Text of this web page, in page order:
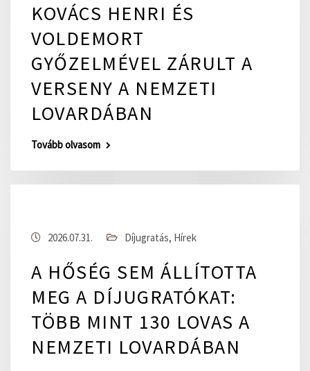
KOVÁCS HENRI ÉS
VOLDEMORT
GYŐZELMÉVEL ZÁRULT A
VERSENY A NEMZETI
LOVARDÁBAN
Tovább olvasom
2026.07.31. Díjugratás, Hírek
A HŐSÉG SEM ÁLLÍTOTTA
MEG A DÍJUGRATÓKAT:
TÖBB MINT 130 LOVAS A
NEMZETI LOVARDÁBAN